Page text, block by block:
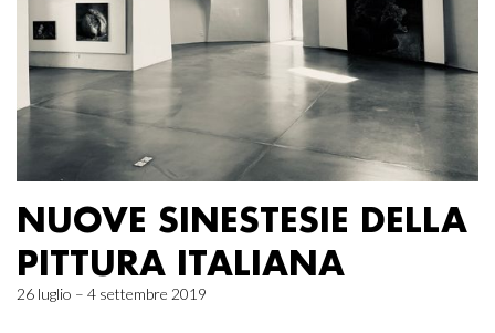
NUOVE SINESTESIE DELLA
PITTURA ITALIANA
26 luglio – 4 settembre 2019